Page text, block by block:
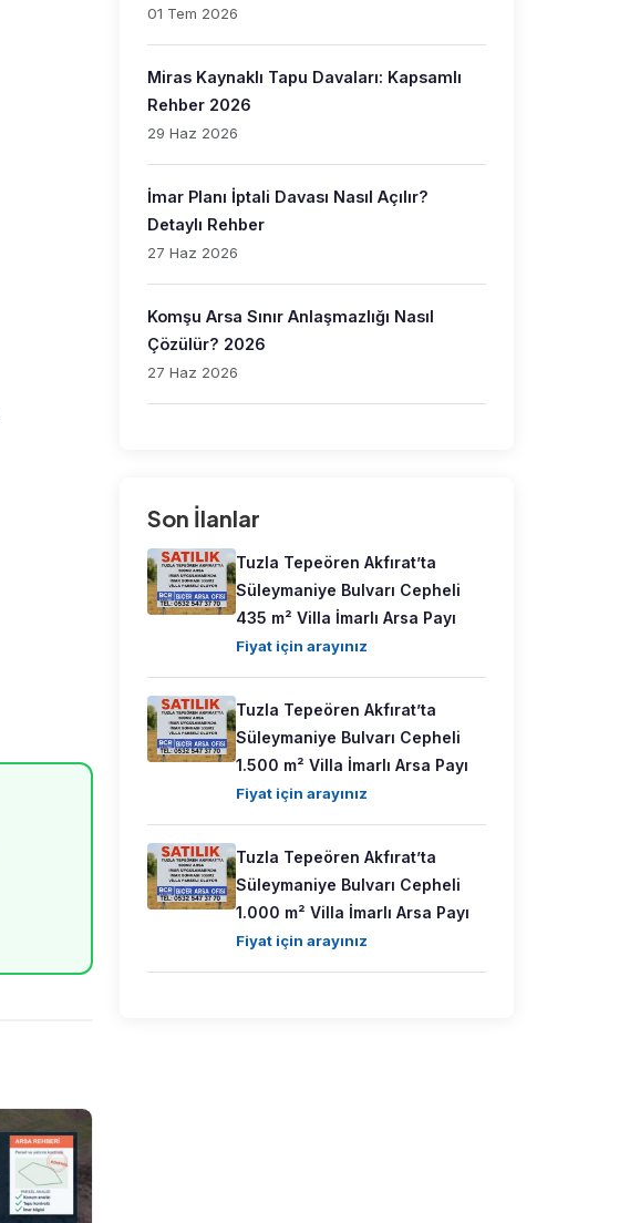
01 Tem 2026
Miras Kaynaklı Tapu Davaları: Kapsamlı
Rehber 2026
29 Haz 2026
İmar Planı İptali Davası Nasıl Açılır?
Detaylı Rehber
27 Haz 2026
Komşu Arsa Sınır Anlaşmazlığı Nasıl
Çözülür? 2026
27 Haz 2026
Son İlanlar
Tuzla Tepeören Akfırat’ta
Süleymaniye Bulvarı Cepheli
435 m² Villa İmarlı Arsa Payı
Fiyat için arayınız
Tuzla Tepeören Akfırat’ta
Süleymaniye Bulvarı Cepheli
1.500 m² Villa İmarlı Arsa Payı
Fiyat için arayınız
Tuzla Tepeören Akfırat’ta
Süleymaniye Bulvarı Cepheli
1.000 m² Villa İmarlı Arsa Payı
Fiyat için arayınız